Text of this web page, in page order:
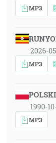
MP3
2026-
MP3
POLSKI
1990-
MP3